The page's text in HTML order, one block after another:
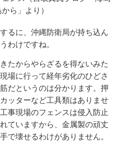
ら」より）
るに、沖縄防衛局が持ち込ん
わけですね。
たからやらざるを得ないみた
場に行って経年劣化のひどさ
だというのは分かります。押
ッターなど工具類はありませ
事現場のフェンスは侵入防止
ていますから、金属製の頑丈
で壊せるわけがありません。